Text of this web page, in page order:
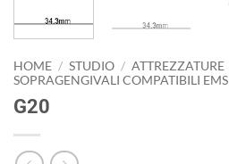
HOME / STUDIO / ATTREZZATURE
SOPRAGENGIVALI COMPATIBILI EMS
G20